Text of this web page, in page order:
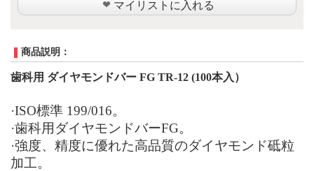
マイリストに入れる
商品説明：
歯科用 ダイヤモンドバー FG TR-12 (100本入）
·ISO標準 199/016。
·歯科用ダイヤモンドバーFG。
·強度、精度に優れた高品質のダイヤモンド砥粒
加工。